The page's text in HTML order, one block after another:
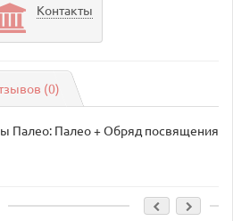
Контакты
(0)
Палео: Палео + Обряд посвящения